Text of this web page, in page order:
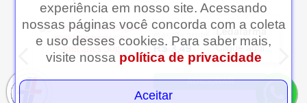
Ledafarma
Clique aqui...
experiência em nosso site. Acessando
nossas páginas você concorda com a coleta
e uso desses cookies. Para saber mais,
visite nossa política de privacidade
Aceitar